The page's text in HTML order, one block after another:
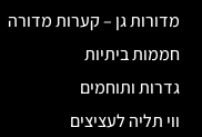
מדורות גן – קערות מדורה
חממות ביתיות
גדרות ותוחמים
ווי תליה לעציצים